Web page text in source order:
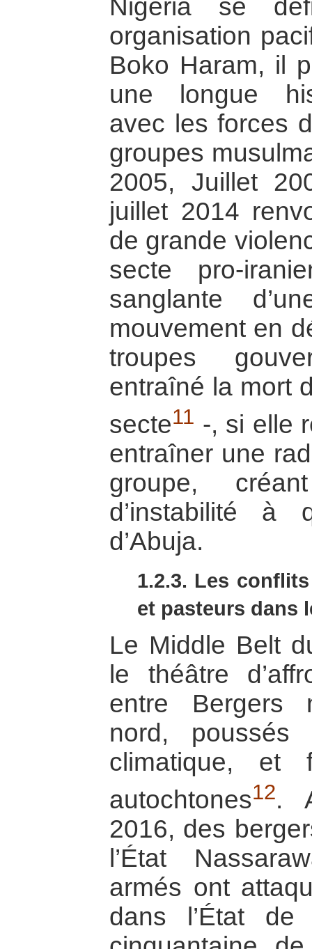
Nigéria se
organisation
Boko Haram, il
une longue
avec les forces
groupes
2005, Juillet
juillet 2014
de grande
secte pro-
sanglante
mouvement en
troupes
entraîné la mort
secte11 -, si elle
entraîner une
groupe,
d’instabilité à
d’Abuja.
1.2.3. Les
et pasteurs dans
Le Middle Belt
le théâtre
entre Bergers
nord, poussés
climatique, et
autochtones12.
2016, des
l’État
armés ont
dans l’État de